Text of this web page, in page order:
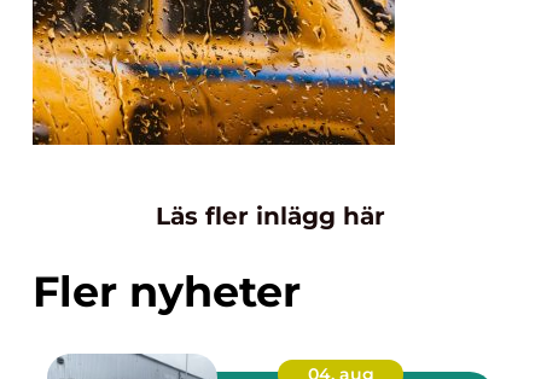
Läs fler inlägg här
Fler nyheter
04. aug